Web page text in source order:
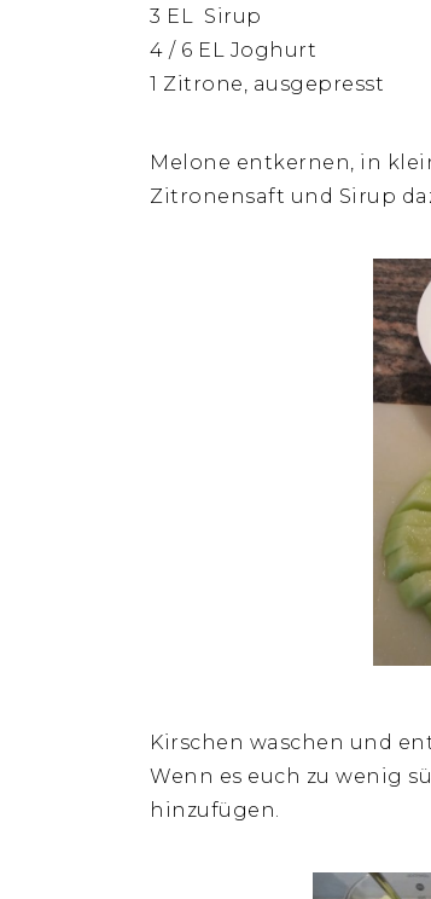
3 EL Sirup
4 / 6 EL Joghurt
1 Zitrone, ausgepresst
Melone entkernen, in
Zitronensaft und Sirup
Kirschen waschen und
Wenn es euch zu wenig
hinzufügen.